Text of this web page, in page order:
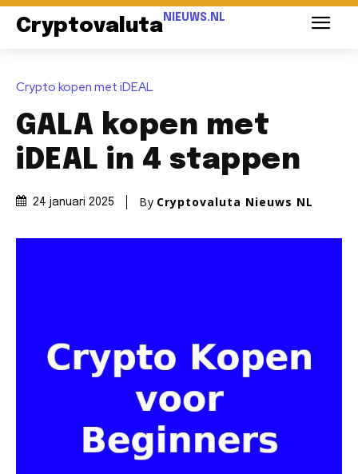
Cryptovaluta NIEUWS.NL
Crypto kopen met iDEAL
GALA kopen met
iDEAL in 4 stappen
24 januari 2025 By Cryptovaluta Nieuws NL